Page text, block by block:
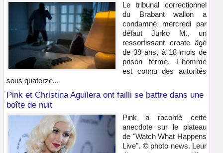
Le tribunal correctionnel
du Brabant wallon a
condamné mercredi par
défaut Jurko M., un
ressortissant croate âgé
de 39 ans, à 18 mois de
prison ferme. L'homme
est connu des autorités
sous quatorze...
Pink et Christina Aguilera ont failli se battre dans une
boîte de nuit
Pink a raconté cette
anecdote sur le plateau
de "Watch What Happens
Live". © photo news. Leur